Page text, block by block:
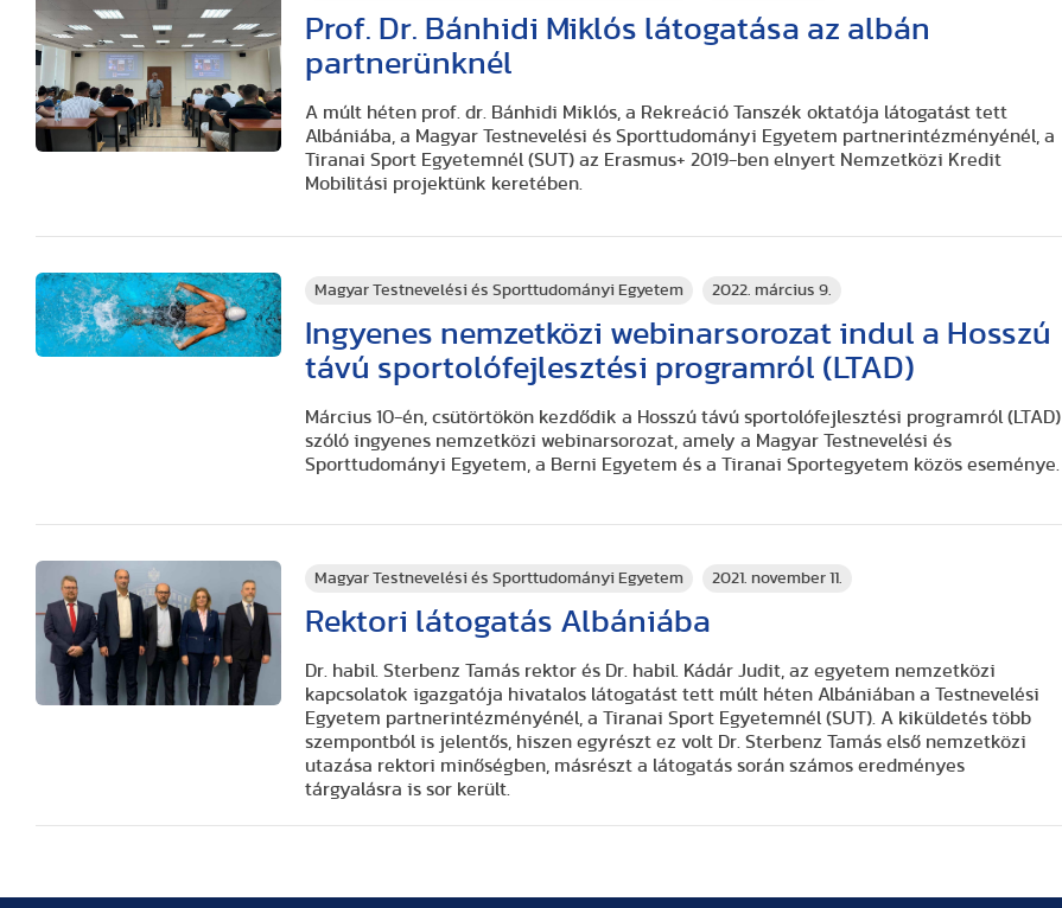
Prof. Dr. Bánhidi Miklós látogatása az albán
partnerünknél
A múlt héten prof. dr. Bánhidi Miklós, a Rekreáció Tanszék oktatója látogatást tett
Albániába, a Magyar Testnevelési és Sporttudományi Egyetem partnerintézményénél, a
Tiranai Sport Egyetemnél (SUT) az Erasmus+ 2019-ben elnyert Nemzetközi Kredit
Mobilitási projektünk keretében.
Magyar Testnevelési és Sporttudományi Egyetem 2022. március 9.
Ingyenes nemzetközi webinarsorozat indul a Hosszú
távú sportolófejlesztési programról (LTAD)
Március 10-én, csütörtökön kezdődik a Hosszú távú sportolófejlesztési programról (LTAD)
szóló ingyenes nemzetközi webinarsorozat, amely a Magyar Testnevelési és
Sporttudományi Egyetem, a Berni Egyetem és a Tiranai Sportegyetem közös eseménye.
Magyar Testnevelési és Sporttudományi Egyetem 2021. november 11.
Rektori látogatás Albániába
Dr. habil. Sterbenz Tamás rektor és Dr. habil. Kádár Judit, az egyetem nemzetközi
kapcsolatok igazgatója hivatalos látogatást tett múlt héten Albániában a Testnevelési
Egyetem partnerintézményénél, a Tiranai Sport Egyetemnél (SUT). A kiküldetés több
szempontból is jelentős, hiszen egyrészt ez volt Dr. Sterbenz Tamás első nemzetközi
utazása rektori minőségben, másrészt a látogatás során számos eredményes
tárgyalásra is sor került.